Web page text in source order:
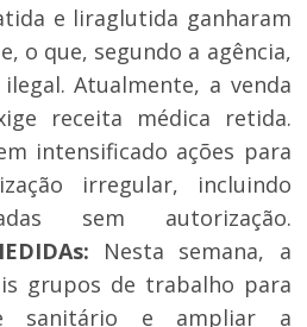
e liraglutida ganharam
o que, segundo a agência,
Atualmente, a venda
receita médica retida.
intensificado ações para
irregular, incluindo
sem autorização.
Nesta semana, a
grupos de trabalho para
sanitário e ampliar a